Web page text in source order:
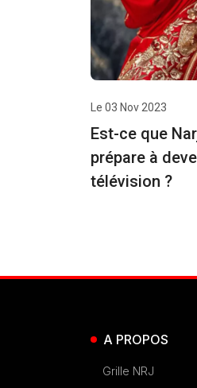
Le 03 Nov 2023
Est-ce que
prépare à
télévision ?
A PROPOS
Grille NRJ